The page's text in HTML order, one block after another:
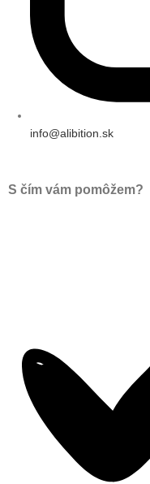
info@alibition.sk
S čím vám pomôžem?